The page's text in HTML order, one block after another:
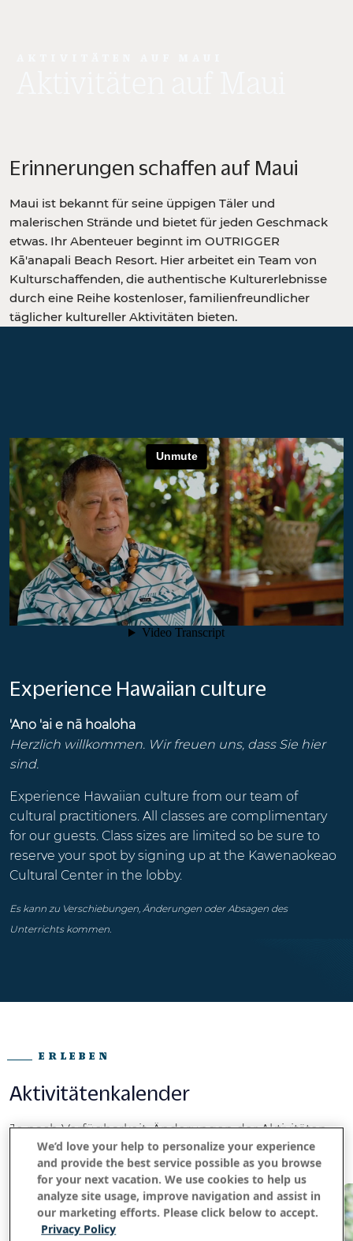
Erinnerungen schaffen auf Maui
Maui ist bekannt für seine üppigen Täler und
malerischen Strände und bietet für jeden Geschmack
etwas. Ihr Abenteuer beginnt im OUTRIGGER
Kā'anapali Beach Resort. Hier arbeitet ein Team von
Kulturschaffenden, die authentische Kulturerlebnisse
durch eine Reihe kostenloser, familienfreundlicher
täglicher kultureller Aktivitäten bieten.
Experience Hawaiian culture
'Ano 'ai e nā hoaloha
Herzlich willkommen. Wir freuen uns, dass Sie hier
sind.
Experience Hawaiian culture from our team of
cultural practitioners. All classes are complimentary
for our guests. Class sizes are limited so be sure to
reserve your spot by signing up at the Kawenaokeao
Cultural Center in the lobby.
Es kann zu Verschiebungen, Änderungen oder Absagen des
Unterrichts kommen.
ERLEBEN
Aktivitätenkalender
Je nach Verfügbarkeit. Änderungen der Aktivitäten
vorbehalten.
We’d love your help to personalize your experience
and provide the best service possible as you browse
for your next vacation. We use cookies to help us
analyze site usage, improve navigation and assist in
our marketing efforts. Please click below to accept.
Privacy Policy